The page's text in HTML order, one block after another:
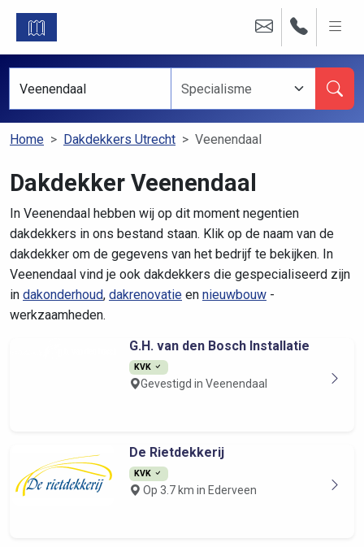
Home Dakdekkers Utrecht Veenendaal
Dakdekker Veenendaal
In Veenendaal hebben wij op dit moment negentien
dakdekkers in ons bestand staan. Klik op de naam van de
dakdekker om de gegevens van het bedrijf te bekijken. In
Veenendaal vind je ook dakdekkers die gespecialiseerd zijn
in dakonderhoud, dakrenovatie en nieuwbouw -
werkzaamheden.
G.H. van den Bosch Installatie
KVK
Gevestigd in Veenendaal
De Rietdekkerij
KVK
Op 3.7 km in Ederveen